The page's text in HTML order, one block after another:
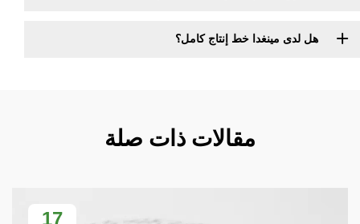
هل لدى مينغدا خط إنتاج كامل؟
مقالات ذات صلة
17